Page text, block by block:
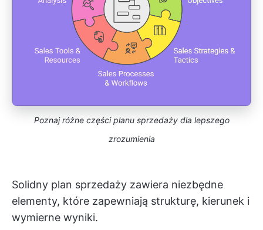
Poznaj różne części planu sprzedaży dla lepszego
zrozumienia
Solidny plan sprzedaży zawiera niezbędne
elementy, które zapewniają strukturę, kierunek i
wymierne wyniki.